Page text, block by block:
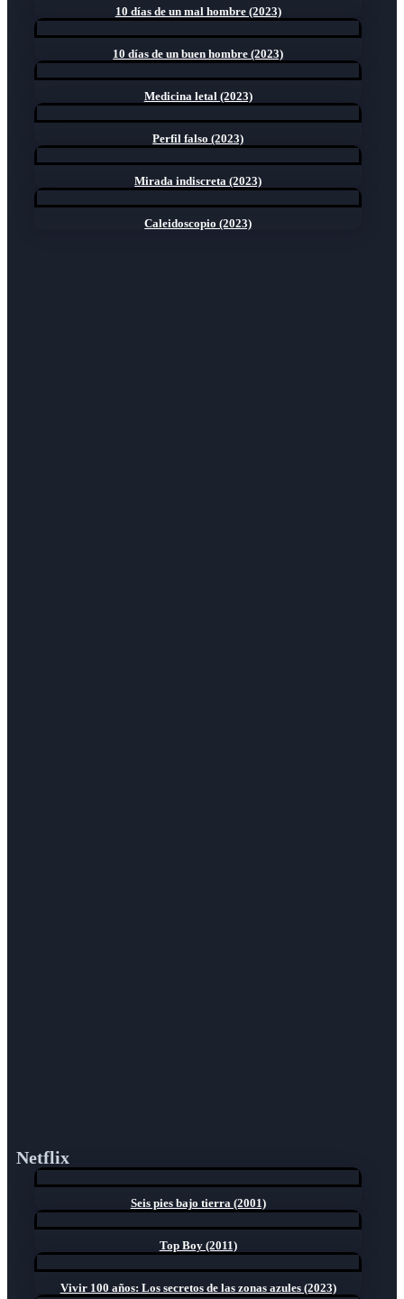
10 días de un mal hombre (2023)
10 días de un buen hombre (2023)
Medicina letal (2023)
Perfil falso (2023)
Mirada indiscreta (2023)
Caleidoscopio (2023)
Netflix
Seis pies bajo tierra (2001)
Top Boy (2011)
Vivir 100 años: Los secretos de las zonas azules (2023)